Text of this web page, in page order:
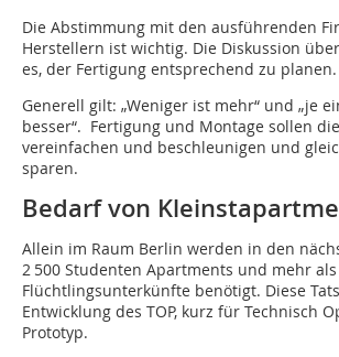
Die Abstimmung mit den ausführenden
Herstellern ist wichtig. Die Diskussion
es, der Fertigung entsprechend zu planen.
Generell gilt: „Weniger ist mehr“ und „je
besser“. Fertigung und Montage sollen
vereinfachen und beschleunigen und
sparen.
Bedarf von
Allein im Raum Berlin werden in den
2 500 Studenten Apartments und mehr als
Flüchtlingsunterkünfte benö­tigt. Diese
Entwicklung des TOP, kurz für Technisch
Prototyp.